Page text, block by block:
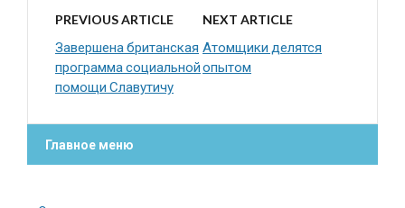
PREVIOUS ARTICLE
Завершена британская
программа социальной
помощи Славутичу
NEXT ARTICLE
Атомщики делятся
опытом
Главное меню